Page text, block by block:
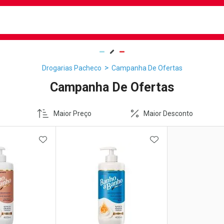
Drogarias Pacheco Campanha De Ofertas
Campanha De Ofertas
Maior Preço Maior Desconto
ADICIONAR AOS FAVORITOSADICIONAR AOS